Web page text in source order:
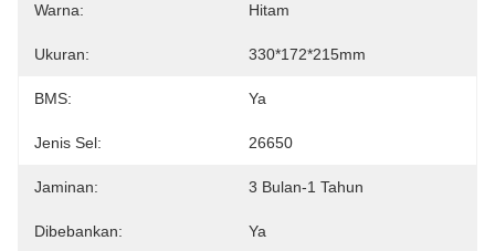
Warna: Hitam
Ukuran: 330*172*215mm
BMS: Ya
Jenis Sel: 26650
Jaminan: 3 Bulan-1 Tahun
Dibebankan: Ya